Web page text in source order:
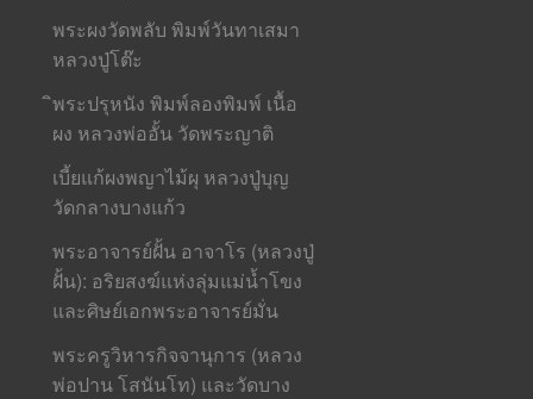
พระผงวัดพลับ พิมพ์วันทาเสมา
หลวงปู่โต๊ะ
ิพระปรุหนัง พิมพ์ลองพิมพ์ เนื้อ
ผง หลวงพ่ออั้น วัดพระญาติ
เบี้ยแก้ผงพญาไม้ผุ หลวงปู่บุญ
วัดกลางบางแก้ว
พระอาจารย์ฝั้น อาจาโร (หลวงปู่
ฝั้น): อริยสงฆ์แห่งลุ่มแม่น้ำโขง
และศิษย์เอกพระอาจารย์มั่น
พระครูวิหารกิจจานุการ (หลวง
พ่อปาน โสนันโท) และวัดบาง